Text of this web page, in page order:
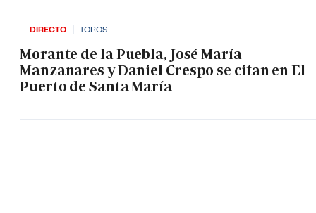
DIRECTO TOROS
Morante de la Puebla, José María
Manzanares y Daniel Crespo se citan en El
Puerto de Santa María